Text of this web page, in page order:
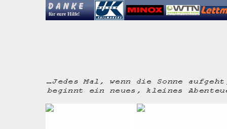
für eure Hilfe!